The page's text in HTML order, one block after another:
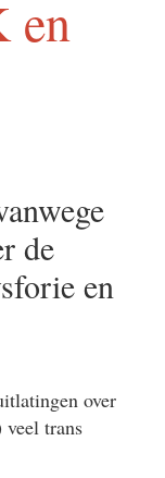
en
de
en
over
trans